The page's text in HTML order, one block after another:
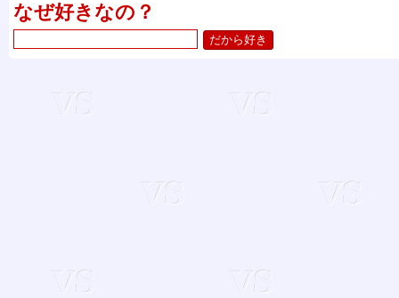
なぜ好きなの？